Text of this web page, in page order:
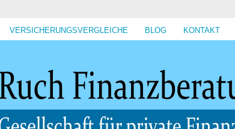
VERSICHERUNGSVERGLEICHE BLOG KONTAKT